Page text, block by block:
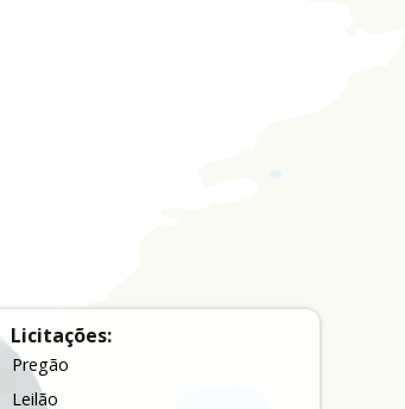
Licitações:
Pregão
Leilão